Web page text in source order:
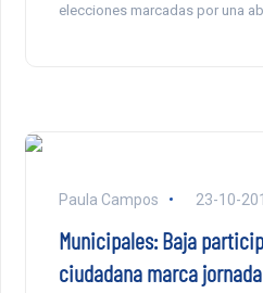
elecciones marcadas por una
Paula Campos 23-10-
Municipales: Baja
ciudadana marca